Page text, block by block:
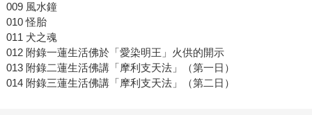
009 風水鐘
010 怪胎
011 犬之魂
012 附錄一蓮生活佛於「愛染明王」火供的開示
013 附錄二蓮生活佛講「摩利支天法」（第一日）
014 附錄三蓮生活佛講「摩利支天法」（第二日）